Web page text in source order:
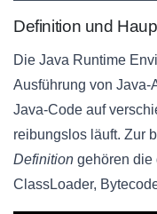
Definition und
Die Java Runtime
Ausführung von Java-
Java-Code auf
reibungslos läuft. Zur
Definition gehören die
ClassLoader,